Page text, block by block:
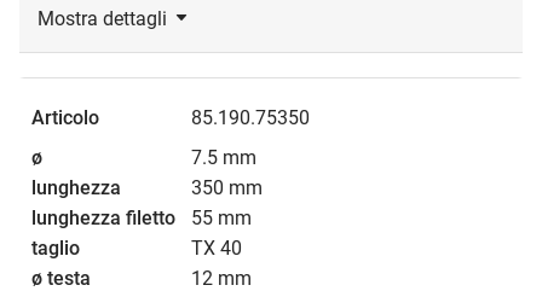
Mostra dettagli
85.190.75350
7.5 mm
350 mm
55 mm
TX 40
12 mm